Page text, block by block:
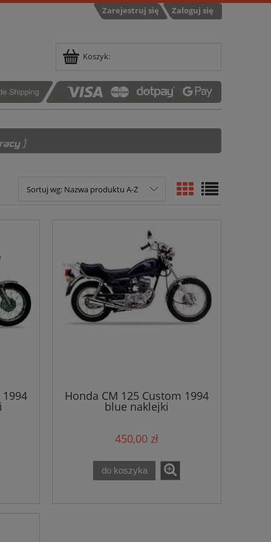
Zarejestruj się Zaloguj się
Koszyk:
Sortuj wg: Nazwa produktu A-Z
Honda CM 125 Custom 1994
blue naklejki
450,00 zł
do koszyka